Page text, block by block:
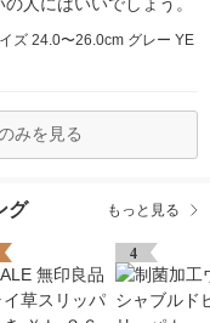
人にはいいでしょう。
ズ 24.0〜26.0cm グレー YE
みを見る
グ もっと見る
4